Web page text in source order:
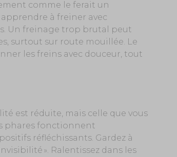
comme le ferait un
à freiner avec
Un freinage trop brutal peut
surtout sur route mouillée. Le
les freins avec douceur, tout
est réduite, mais celle que vous
phares fonctionnent
réfléchissants. Gardez à
». Ralentissez dans les